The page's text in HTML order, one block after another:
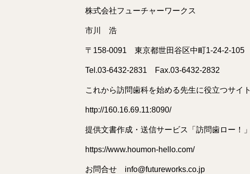
株式会社フューチャーワークス
市川 浩
〒158-0091 東京都世田谷区中町1-24-2-105
Tel.03-6432-2831 Fax.03-6432-2832
これから訪問歯科を始める先生に役立つサイト
http://160.16.69.11:8090/
提供文書作成・送信サービス「訪問歯ロー！」
https://www.houmon-hello.com/
お問合せ info@futureworks.co.jp